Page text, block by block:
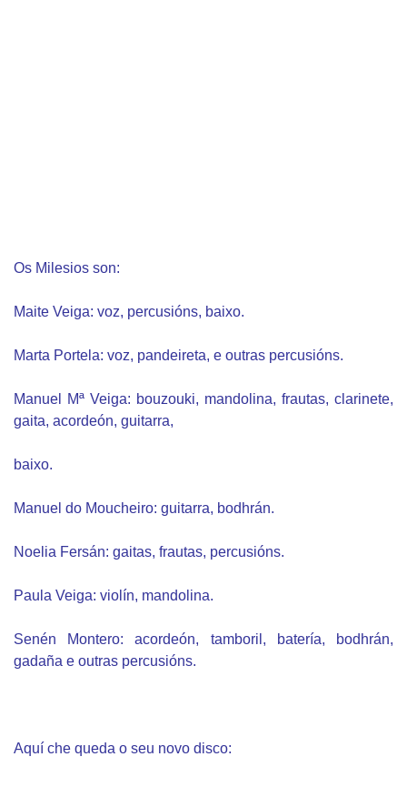
Os Milesios son:
Maite Veiga: voz, percusións, baixo.
Marta Portela: voz, pandeireta, e outras percusións.
Manuel Mª Veiga: bouzouki, mandolina, frautas, clarinete,
gaita, acordeón, guitarra,
baixo.
Manuel do Moucheiro: guitarra, bodhrán.
Noelia Fersán: gaitas, frautas, percusións.
Paula Veiga: violín, mandolina.
Senén Montero: acordeón, tamboril, batería, bodhrán,
gadaña e outras percusións.
Aquí che queda o seu novo disco: